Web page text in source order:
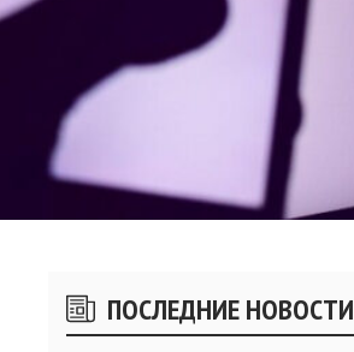
Боковые
виджеты
ПОСЛЕДНИЕ НОВОСТИ